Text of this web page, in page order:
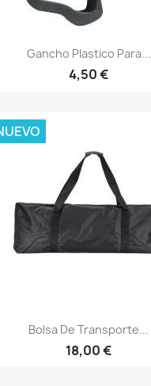
Vista rápida
Gancho Plastico Para...
4,50 €
Vista rápida
Bolsa De Transporte...
18,00 €